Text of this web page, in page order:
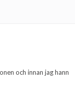
och innan jag hann